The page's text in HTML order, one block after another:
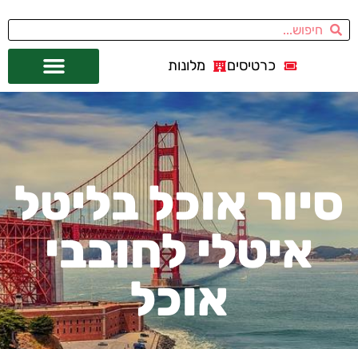
כרטיסים מלונות
סיור אוכל בליטל
איטלי לחובבי
אוכל